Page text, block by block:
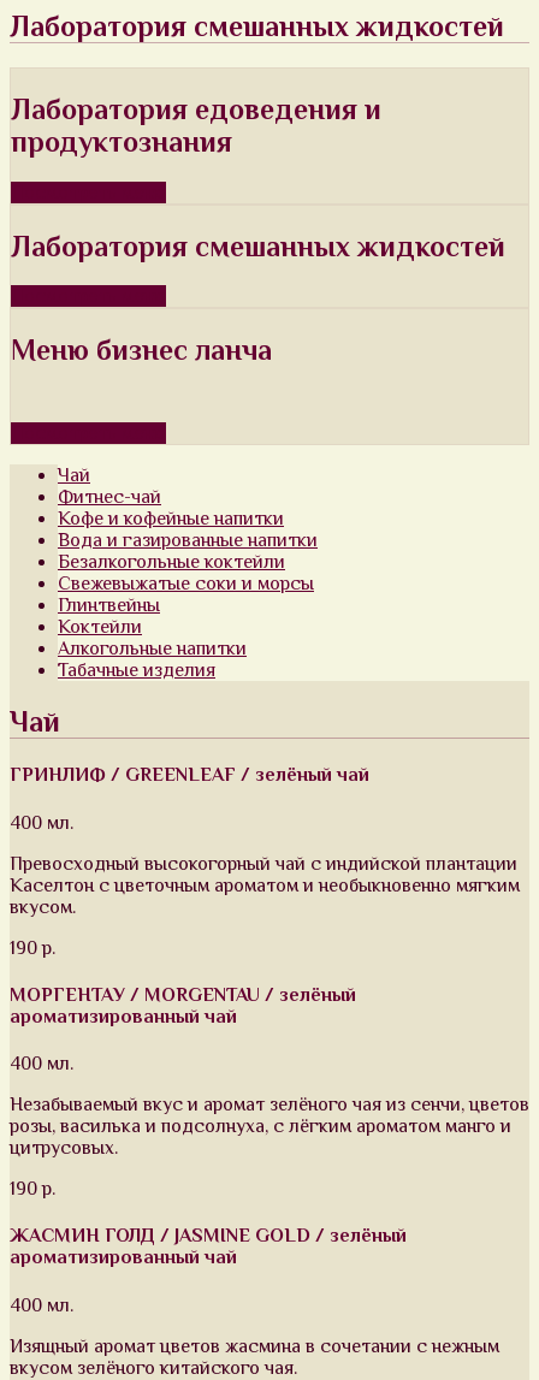
Лаборатория смешанных жидкостей
Лаборатория едоведения и
продуктознания
Лаборатория смешанных жидкостей
Меню бизнес ланча
Чай
Фитнес-чай
Кофе и кофейные напитки
Вода и газированные напитки
Безалкогольные коктейли
Свежевыжатые соки и морсы
Глинтвейны
Коктейли
Алкогольные напитки
Табачные изделия
Чай
ГРИНЛИФ / GREENLEAF / зелёный чай
400 мл.
Превосходный высокогорный чай с индийской плантации
Каселтон с цветочным ароматом и необыкновенно мягким
вкусом.
190 р.
МОРГЕНТАУ / MORGENTAU / зелёный
ароматизированный чай
400 мл.
Незабываемый вкус и аромат зелёного чая из сенчи, цветов
розы, василька и подсолнуха, с лёгким ароматом манго и
цитрусовых.
190 р.
ЖАСМИН ГОЛД / JASMINE GOLD / зелёный
ароматизированный чай
400 мл.
Изящный аромат цветов жасмина в сочетании с нежным
вкусом зелёного китайского чая.